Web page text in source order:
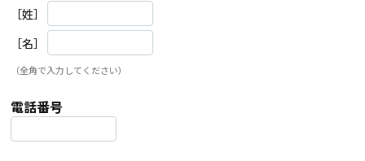
［姓］
［名］
（全角で入力してください）
電話番号